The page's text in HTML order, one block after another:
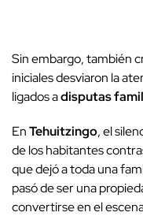
Sin embargo, también
iniciales desviaron la
ligados adisputas
EnTehuitzingo, el
de los habitantes
que dejó a toda una
pasó de ser una
convertirse en el